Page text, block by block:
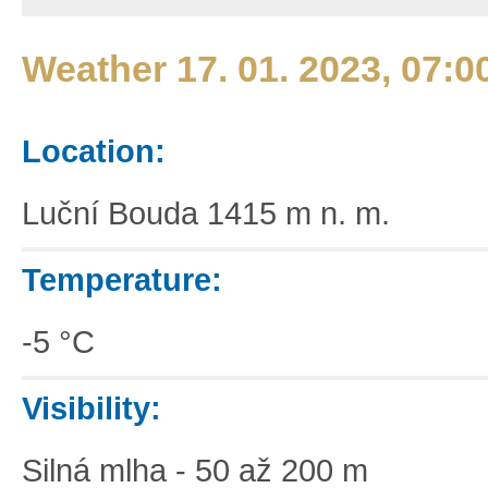
Weather 17. 01. 2023,
Location:
Luční Bouda 1415 m n. m.
Temperature:
-5 °C
Visibility:
Silná mlha - 50 až 200 m